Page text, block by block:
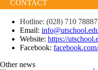
CONTACT
Hotline: (028) 710 78887
Email:
Website: https://
Facebook:
Other news